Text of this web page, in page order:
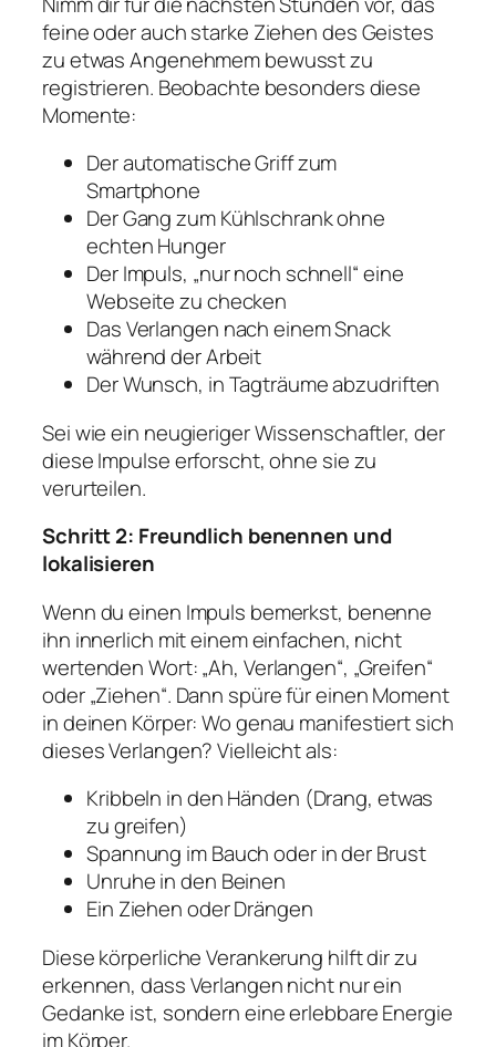
feine oder auch starke Ziehen des Geistes
zu etwas Angenehmem bewusst zu
registrieren. Beobachte besonders diese
Momente:
Der automatische Griff zum
Smartphone
Der Gang zum Kühlschrank ohne
echten Hunger
Der Impuls, „nur noch schnell“ eine
Webseite zu checken
Das Verlangen nach einem Snack
während der Arbeit
Der Wunsch, in Tagträume abzudriften
Sei wie ein neugieriger Wissenschaftler, der
diese Impulse erforscht, ohne sie zu
verurteilen.
Schritt 2: Freundlich benennen und
lokalisieren
Wenn du einen Impuls bemerkst, benenne
ihn innerlich mit einem einfachen, nicht
wertenden Wort: „Ah, Verlangen“, „Greifen“
oder „Ziehen“. Dann spüre für einen Moment
in deinen Körper: Wo genau manifestiert sich
dieses Verlangen? Vielleicht als:
Kribbeln in den Händen (Drang, etwas
zu greifen)
Spannung im Bauch oder in der Brust
Unruhe in den Beinen
Ein Ziehen oder Drängen
Diese körperliche Verankerung hilft dir zu
erkennen, dass Verlangen nicht nur ein
Gedanke ist, sondern eine erlebbare Energie
im Körper.